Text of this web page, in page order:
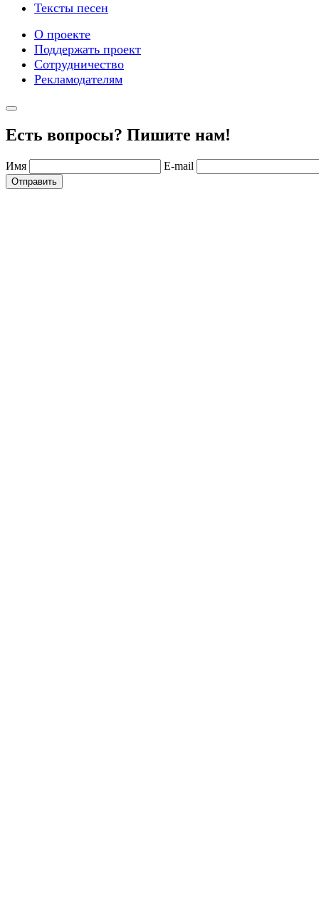
Тексты песен
О проекте
Поддержать проект
Сотрудничество
Рекламодателям
Есть вопросы? Пишите нам!
Имя E-mail